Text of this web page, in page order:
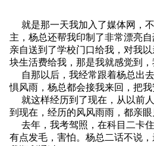
就是那一天我加入了媒体网，
主，杨总还帮我印制了非常漂亮
亲自送到了学校门口给我，对我
块生活费给我，那是我就感觉到，
自那以后，我经常跟着杨总出
惧风雨，杨总都会接我来回，把我
就这样经历到了现在，从以前
到现在，经历的风风雨雨，都亲眼
去年，我考驾照，在科目二卡
有点发毛，害怕。杨总二话不说，